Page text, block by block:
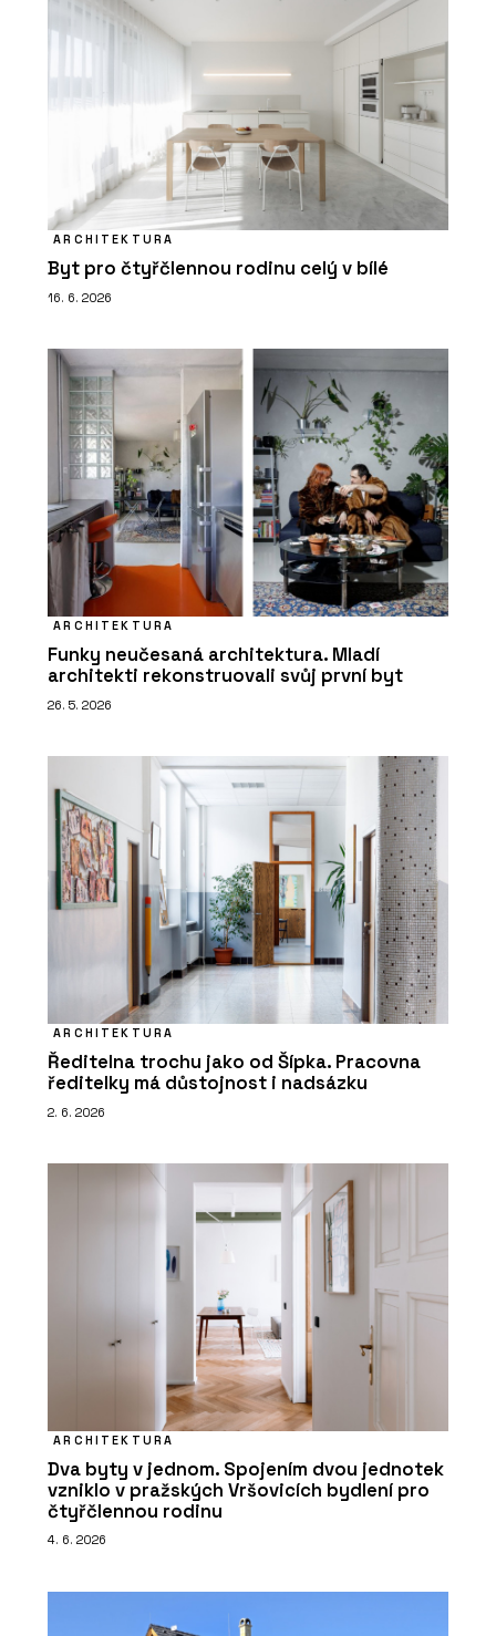
ARCHITEKTURA
Byt pro čtyřčlennou rodinu celý v bílé
16. 6. 2026
ARCHITEKTURA
Funky neučesaná architektura. Mladí
architekti rekonstruovali svůj první byt
26. 5. 2026
ARCHITEKTURA
Ředitelna trochu jako od Šípka. Pracovna
ředitelky má důstojnost i nadsázku
2. 6. 2026
ARCHITEKTURA
Dva byty v jednom. Spojením dvou jednotek
vzniklo v pražských Vršovicích bydlení pro
čtyřčlennou rodinu
4. 6. 2026